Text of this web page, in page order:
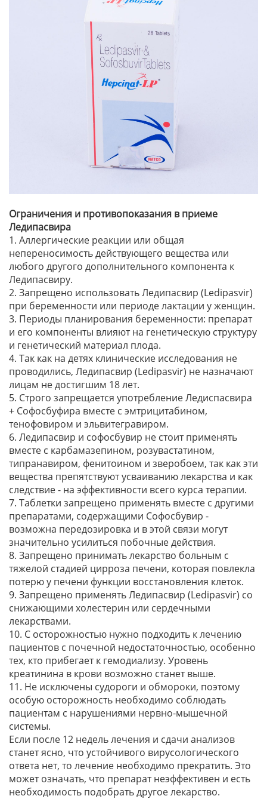
Ограничения и противопоказания в приеме
Ледипасвира
1. Аллергические реакции или общая
непереносимость действующего вещества или
любого другого дополнительного компонента к
Ледипасвиру.
2. Запрещено использовать Ледипасвир (Ledipasvir)
при беременности или периоде лактации у женщин.
3. Периоды планирования беременности: препарат
и его компоненты влияют на генетическую структуру
и генетический материал плода.
4. Так как на детях клинические исследования не
проводились, Ледипасвир (Ledipasvir) не назначают
лицам не достигшим 18 лет.
5. Строго запрещается употребление Ледиспасвира
+ Софосбуфира вместе с эмтрицитабином,
тенофовиром и эльвитегравиром.
6. Ледипасвир и софосбувир не стоит применять
вместе с карбамазепином, розувастатином,
типранавиром, фенитоином и зверобоем, так как эти
вещества препятствуют усваиванию лекарства и как
следствие - на эффективности всего курса терапии.
7. Таблетки запрещено применять вместе с другими
препаратами, содержащими Софосбувир -
возможна передозировка и в этой связи могут
значительно усилиться побочные действия.
8. Запрещено принимать лекарство больным с
тяжелой стадией цирроза печени, которая повлекла
потерю у печени функции восстановления клеток.
9. Запрещено применять Ледипасвир (Ledipasvir) со
снижающими холестерин или сердечными
лекарствами.
10. С осторожностью нужно подходить к лечению
пациентов с почечной недостаточностью, особенно
тех, кто прибегает к гемодиализу. Уровень
креатинина в крови возможно станет выше.
11. Не исключены судороги и обмороки, поэтому
особую осторожность необходимо соблюдать
пациентам с нарушениями нервно-мышечной
системы.
Если после 12 недель лечения и сдачи анализов
станет ясно, что устойчивого вирусологического
ответа нет, то лечение необходимо прекратить. Это
может означать, что препарат неэффективен и есть
необходимость подобрать другое лекарство.